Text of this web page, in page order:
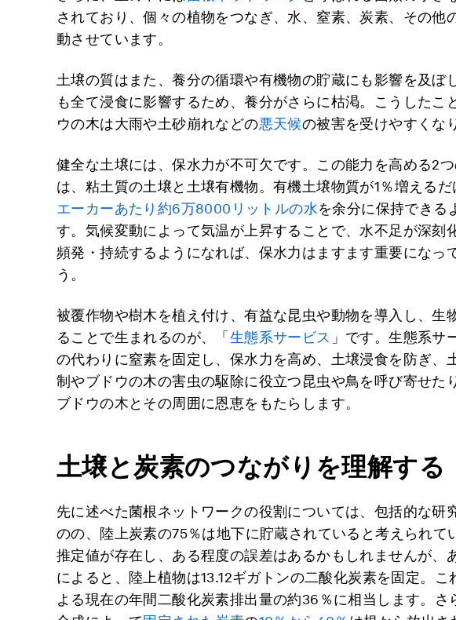
されており、個々の植物をつなぎ、水、窒素、炭素、その他
動させています。
土壌の質はまた、養分の循環や有機物の貯蔵にも影響を及ぼ
も全て浸食に影響するため、養分がさらに枯渇。こうしたこ
ウの木は大雨や土砂崩れなどの悪天候の被害を受けやすくな
健全な土壌には、保水力が不可欠です。この能力を高める2
は、粘土質の土壌と土壌有機物。有機土壌物質が1％増える
エーカーあたり約6万8000リットルの水を余分に保持できる
す。気候変動によって気温が上昇することで、水不足が深刻
頻発・持続するようになれば、保水力はますます重要になっ
う。
被覆作物や樹木を植え付け、有益な昆虫や動物を導入し、生
ることで生まれるのが、「 生態系サービス 」です。生態系サ
の代わりに窒素を固定し、保水力を高め、土壌浸食を防ぎ、
制やブドウの木の害虫の駆除に役立つ昆虫や鳥を呼び寄せた
ブドウの木とその周囲に恩恵をもたらします。
土壌と炭素のつながりを理解する
先に述べた菌根ネットワークの役割については、包括的な研
のの、陸上炭素の75％は地下に貯蔵されていると考えられて
推定値が存在し、ある程度の誤差はあるかもしれませんが、
によると、陸上植物は13.12ギガトンの二酸化炭素を固定。こ
よる現在の年間二酸化炭素排出量の約36％に相当します。さ